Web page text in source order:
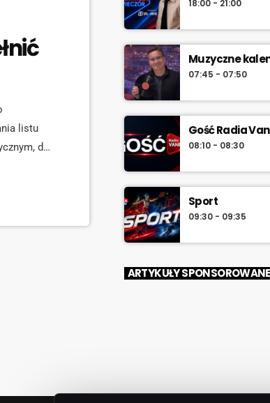
listu
do
południa.
18:00 - 21:00
Muzyczne
07:45 - 07:50
Gość Radia
08:10 - 08:30
Sport
09:30 - 09:35
ARTYKUŁY SPONSOROWANE